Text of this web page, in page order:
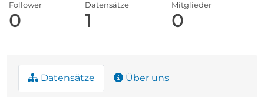
Follower
0
Datensätze
1
Mitglieder
0
Datensätze Über uns